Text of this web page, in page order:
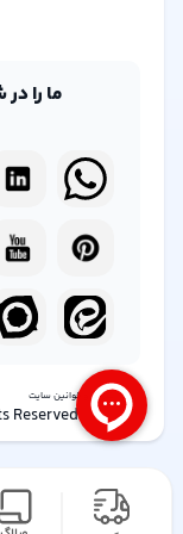
ما را
شرایط و قوانین سایت
Reserved